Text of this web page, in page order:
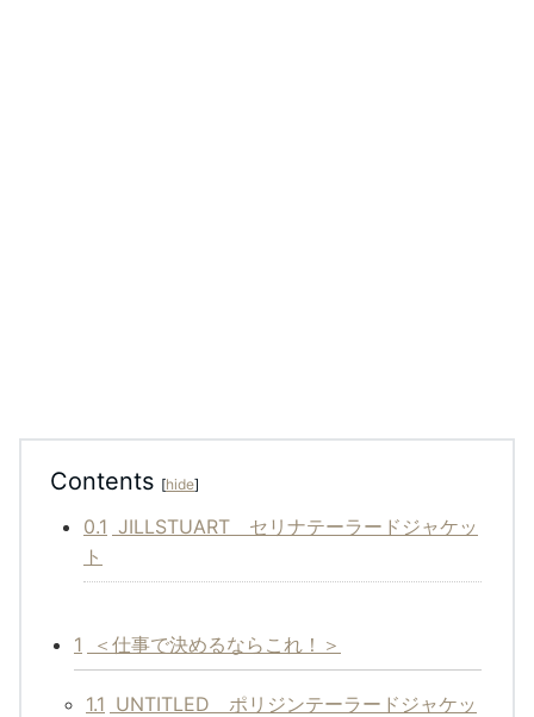
Contents [hide]
0.1 JILLSTUART セリナテーラードジャケッ
ト
1 ＜仕事で決めるならこれ！＞
1.1 UNTITLED ポリジンテーラードジャケッ